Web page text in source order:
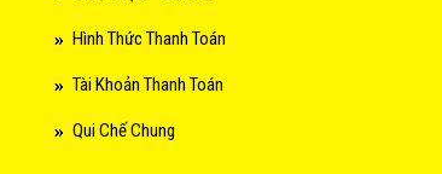
Hình Thức Thanh Toán
Tài Khoản Thanh Toán
Qui Chế Chung